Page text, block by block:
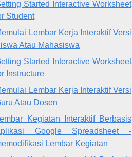
Started Interactive Worksheet
Student
Lembar Kerja Interaktif Versi
Atau Mahasiswa
Started Interactive Worksheet
Instructure
Lembar Kerja Interaktif Versi
Atau Dosen
Kegiatan Interaktif Berbasis
Google Spreadsheet -
Lembar Kegiatan